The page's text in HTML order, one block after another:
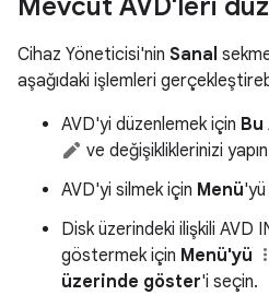
Cihaz Yöneticisi'nin Sanal
aşağıdaki işlemleri
AVD'yi düzenlemek için Bu
ve değişikliklerinizi
AVD'yi silmek için Menü'yü
Disk üzerindeki ilişkili AVD
göstermek için Menü'yü
üzerinde göster'i seçin.